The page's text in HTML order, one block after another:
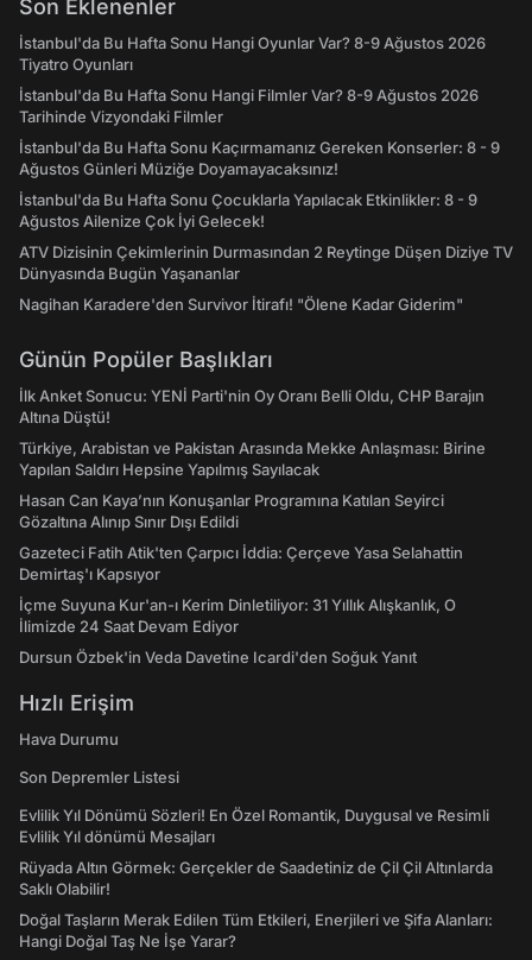
Son Eklenenler
İstanbul'da Bu Hafta Sonu Hangi Oyunlar Var? 8-9 Ağustos 2026
Tiyatro Oyunları
İstanbul'da Bu Hafta Sonu Hangi Filmler Var? 8-9 Ağustos 2026
Tarihinde Vizyondaki Filmler
İstanbul'da Bu Hafta Sonu Kaçırmamanız Gereken Konserler: 8 - 9
Ağustos Günleri Müziğe Doyamayacaksınız!
İstanbul'da Bu Hafta Sonu Çocuklarla Yapılacak Etkinlikler: 8 - 9
Ağustos Ailenize Çok İyi Gelecek!
ATV Dizisinin Çekimlerinin Durmasından 2 Reytinge Düşen Diziye TV
Dünyasında Bugün Yaşananlar
Nagihan Karadere'den Survivor İtirafı! "Ölene Kadar Giderim"
Günün Popüler Başlıkları
İlk Anket Sonucu: YENİ Parti'nin Oy Oranı Belli Oldu, CHP Barajın
Altına Düştü!
Türkiye, Arabistan ve Pakistan Arasında Mekke Anlaşması: Birine
Yapılan Saldırı Hepsine Yapılmış Sayılacak
Hasan Can Kaya’nın Konuşanlar Programına Katılan Seyirci
Gözaltına Alınıp Sınır Dışı Edildi
Gazeteci Fatih Atik'ten Çarpıcı İddia: Çerçeve Yasa Selahattin
Demirtaş'ı Kapsıyor
İçme Suyuna Kur'an-ı Kerim Dinletiliyor: 31 Yıllık Alışkanlık, O
İlimizde 24 Saat Devam Ediyor
Dursun Özbek'in Veda Davetine Icardi'den Soğuk Yanıt
Hızlı Erişim
Hava Durumu
Son Depremler Listesi
Evlilik Yıl Dönümü Sözleri! En Özel Romantik, Duygusal ve Resimli
Evlilik Yıl dönümü Mesajları
Rüyada Altın Görmek: Gerçekler de Saadetiniz de Çil Çil Altınlarda
Saklı Olabilir!
Doğal Taşların Merak Edilen Tüm Etkileri, Enerjileri ve Şifa Alanları:
Hangi Doğal Taş Ne İşe Yarar?